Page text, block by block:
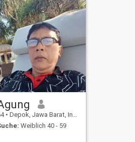
• Depok, Jawa Barat, Indonesien
Weiblich 40 - 59